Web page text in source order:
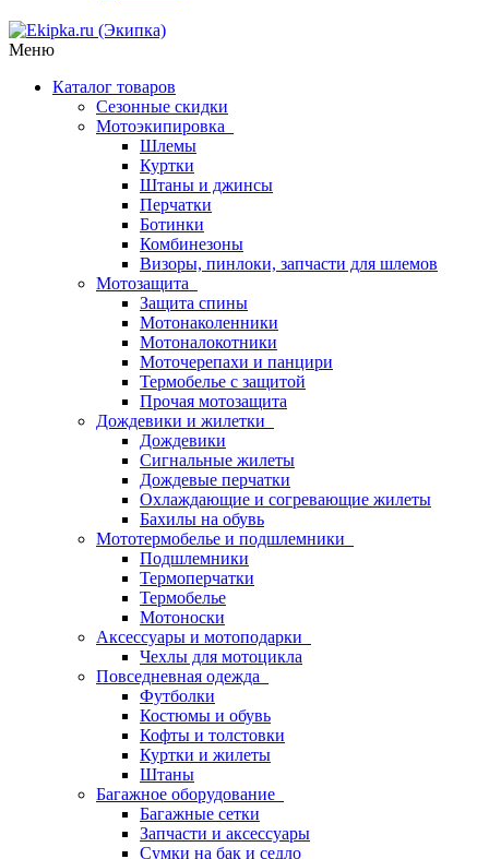
Меню
Каталог товаров
Сезонные скидки
Мотоэкипировка
Шлемы
Куртки
Штаны и джинсы
Перчатки
Ботинки
Комбинезоны
Визоры, пинлоки, запчасти для шлемов
Мотозащита
Защита спины
Мотонаколенники
Мотоналокотники
Моточерепахи и панцири
Термобелье с защитой
Прочая мотозащита
Дождевики и жилетки
Дождевики
Сигнальные жилеты
Дождевые перчатки
Охлаждающие и согревающие жилеты
Бахилы на обувь
Мототермобелье и подшлемники
Подшлемники
Термоперчатки
Термобелье
Мотоноски
Аксессуары и мотоподарки
Чехлы для мотоцикла
Повседневная одежда
Футболки
Костюмы и обувь
Кофты и толстовки
Куртки и жилеты
Штаны
Багажное оборудование
Багажные сетки
Запчасти и аксессуары
Сумки на бак и седло